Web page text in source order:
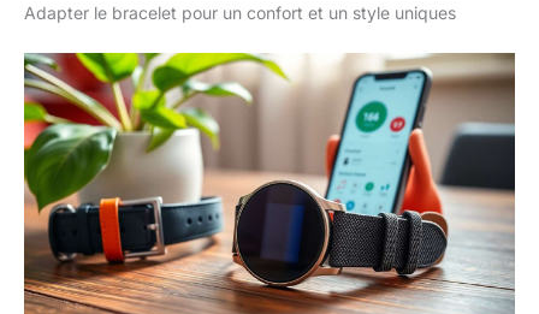
mécanique sur mesure, ce
accueille parfaitement le
mouvement automatique
japonais NH35, largement
utilisé et très robuste,
garantissant une excellente
stabilité de fonctionnement et
maintenant un alignement précis
pour la fonction de guichet de
date à 3 heures.
Adapter le bracelet pour un confort et un style uniques